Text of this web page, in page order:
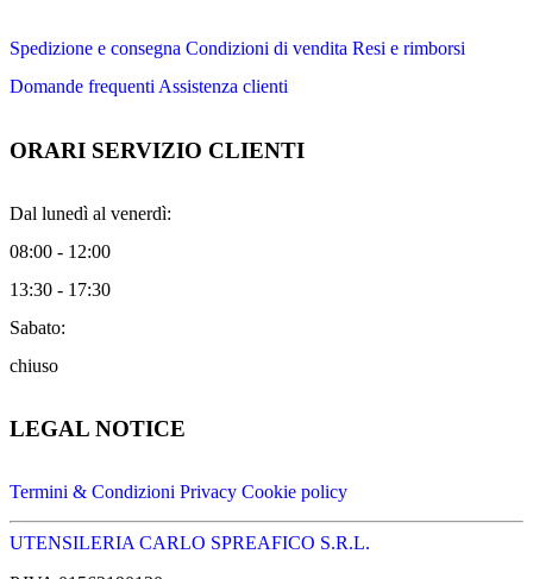
Spedizione e consegna Condizioni di vendita Resi e rimborsi
Domande frequenti Assistenza clienti
ORARI SERVIZIO CLIENTI
Dal lunedì al venerdì:
08:00 - 12:00
13:30 - 17:30
Sabato:
chiuso
LEGAL NOTICE
Termini & Condizioni Privacy Cookie policy
UTENSILERIA CARLO SPREAFICO S.R.L.